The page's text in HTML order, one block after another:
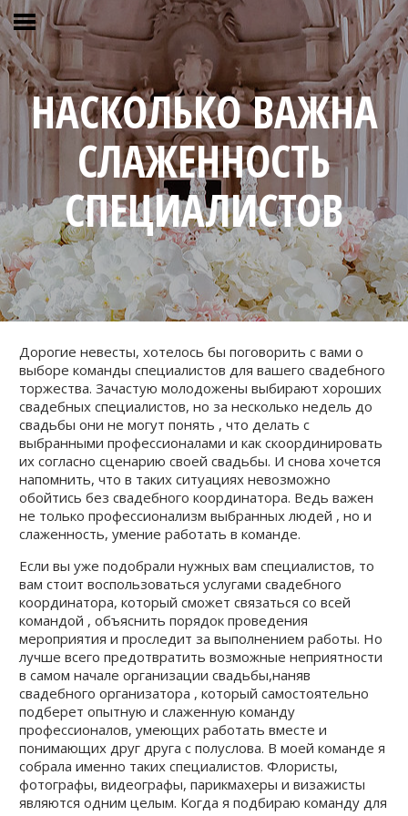
НАСКОЛЬКО ВАЖНА
СЛАЖЕННОСТЬ
СПЕЦИАЛИСТОВ
Дорогие невесты, хотелось бы поговорить с вами о
выборе команды специалистов для вашего свадебного
торжества. Зачастую молодожены выбирают хороших
свадебных специалистов, но за несколько недель до
свадьбы они не могут понять , что делать с
выбранными профессионалами и как скоординировать
их согласно сценарию своей свадьбы. И снова хочется
напомнить, что в таких ситуациях невозможно
обойтись без свадебного координатора. Ведь важен
не только профессионализм выбранных людей , но и
слаженность, умение работать в команде.
Если вы уже подобрали нужных вам специалистов, то
вам стоит воспользоваться услугами свадебного
координатора, который сможет связаться со всей
командой , объяснить порядок проведения
мероприятия и проследит за выполнением работы. Но
лучше всего предотвратить возможные неприятности
в самом начале организации свадьбы,наняв
свадебного организатора , который самостоятельно
подберет опытную и слаженную команду
профессионалов, умеющих работать вместе и
понимающих друг друга с полуслова. В моей команде я
собрала именно таких специалистов. Флористы,
фотографы, видеографы, парикмахеры и визажисты
являются одним целым. Когда я подбираю команду для